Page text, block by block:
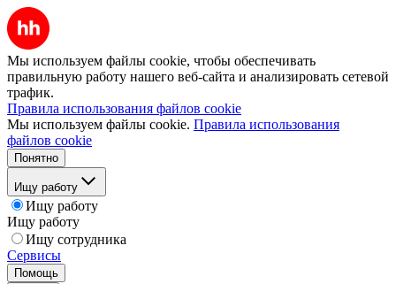
Мы используем файлы cookie, чтобы обеспечивать
правильную работу нашего веб-сайта и анализировать сетевой
трафик.
Правила использования файлов cookie
Мы используем файлы cookie. Правила использования
файлов cookie
Понятно
Ищу работу
Ищу работу
Ищу работу
Ищу сотрудника
Сервисы
Помощь